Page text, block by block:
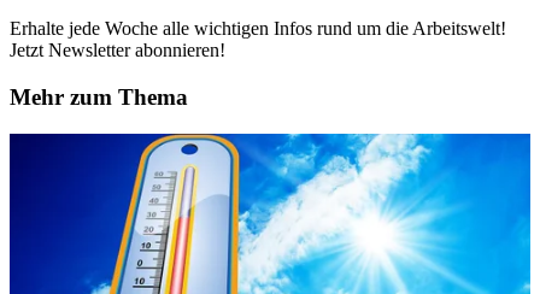
Erhalte jede Woche alle wichtigen Infos rund um die Arbeitswelt!
Jetzt Newsletter abonnieren!
Mehr zum Thema